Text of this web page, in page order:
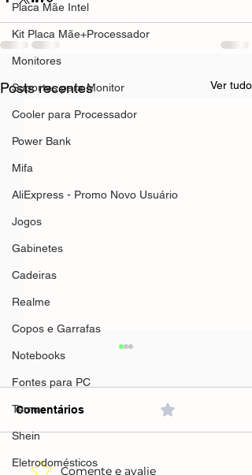
Placa Mãe Intel
Kit Placa Mãe+Processador
Monitores
Suportes para Monitor
Cooler para Processador
Power Bank
Mifa
AliExpress - Promo Novo Usuário
Jogos
Gabinetes
Cadeiras
Realme
Copos e Garrafas
Notebooks
Fontes para PC
Temu
Shein
Eletrodomésticos
Posts recentes Ver tudo
Comentários
Comente e avalie